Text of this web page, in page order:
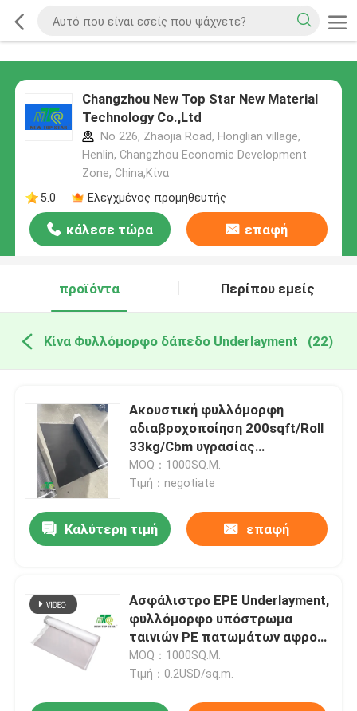
Changzhou New Top Star New Material
Technology Co.,Ltd
No 226, Zhaojia Road, Honglian village,
Henlin, Changzhou Economic Development
Zone, China,Κίνα
5.0
Ελεγχμένος προμηθευτής
κάλεσε τώρα επαφή
προϊόντα Περίπου εμείς
Κίνα Φυλλόμορφο δάπεδο Underlayment (22)
Ακουστική φυλλόμορφη
αδιαβροχοποίηση 200sqft/Roll
33kg/Cbm υγρασίας
Underlayment δαπέδων PE
MOQ：1000SQ.M.
Τιμή：negotiate
Καλύτερη τιμή επαφή
Ασφάλιστρο EPE Underlayment,
φυλλόμορφο υπόστρωμα
ταινιών PE πατωμάτων αφρού
2mm
MOQ：1000SQ.M.
Τιμή：0.2USD/sq.m.